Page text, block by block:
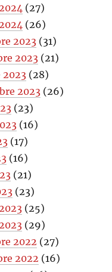
(27)
(26)
2023 (31)
2023 (21)
2023 (28)
2023 (26)
(23)
(16)
(17)
(16)
(21)
(23)
(25)
(29)
2022 (27)
2022 (16)